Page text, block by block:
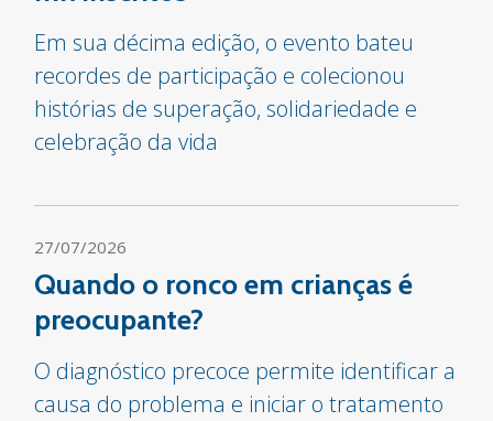
Em sua décima edição, o evento bateu
recordes de participação e colecionou
histórias de superação, solidariedade e
celebração da vida
27/07/2026
Quando o ronco em crianças é
preocupante?
O diagnóstico precoce permite identificar a
causa do problema e iniciar o tratamento